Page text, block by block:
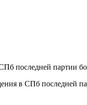
последней партии
в СПб последней